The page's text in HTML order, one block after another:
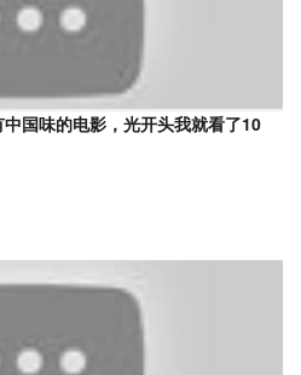
中国味的电影，光开头我就看了10